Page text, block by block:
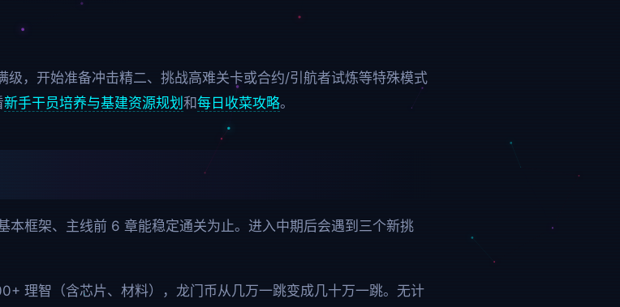
级，开始准备冲击精二、挑战高难关卡或合约/引航者试炼等特殊模式
新手干员培养与基建资源规划 和每日收菜攻略。
本框架、主线前 6 章能稳定通关为止。进入中期后会遇到三个新挑
理智（含芯片、材料），龙门币从几万一跳变成几十万一跳。无计